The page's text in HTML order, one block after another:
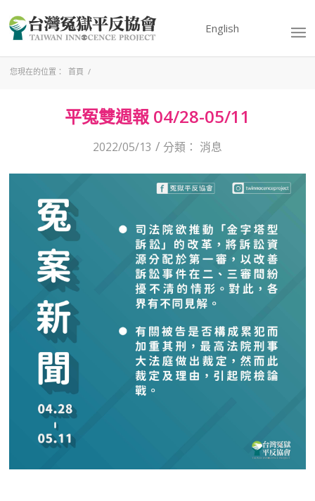
English
您現在的位置： 首頁 /
平冤雙週報 04/28-05/11
2022/05/13 / 分類： 消息